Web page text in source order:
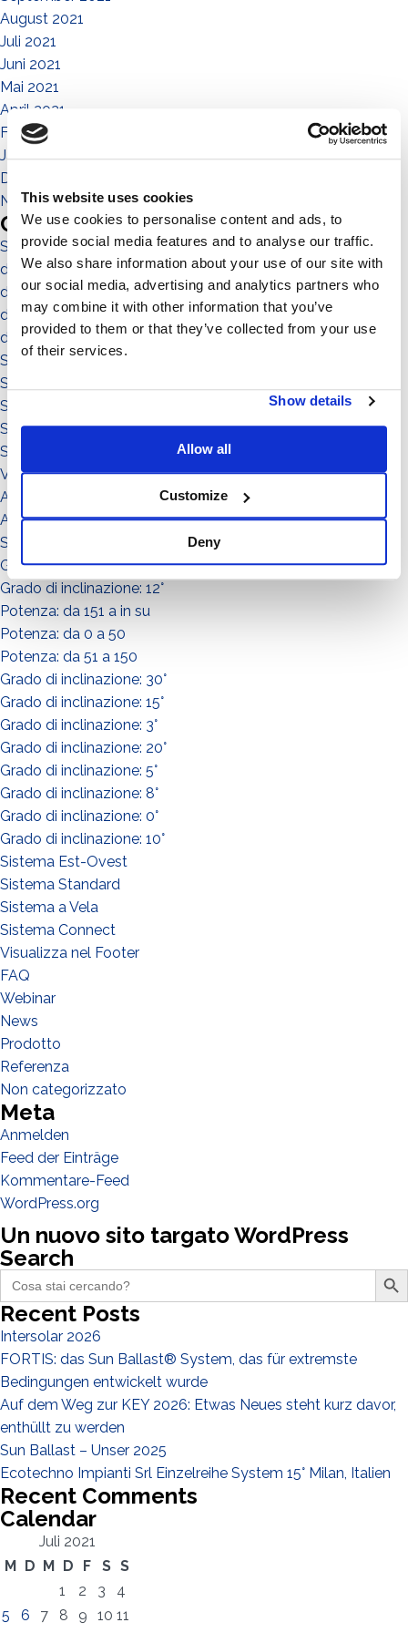
This website uses cookies
We use cookies to personalise content and ads, to
provide social media features and to analyse our traffic.
We also share information about your use of our site with
our social media, advertising and analytics partners who
may combine it with other information that you’ve
provided to them or that they’ve collected from your use
of their services.
Show details
Allow all
Customize
Deny
August 2021
Juli 2021
Juni 2021
Mai 2021
April 2021
Februar 2021
Januar 2021
Dezember 2020
November 2020
Categories
Sistema No-Flex
die menschen
die gemeinde
die umgebung
das territorium
Sistema a Vela 11°
Sistema Est-Ovest
Sistema a Vela
Sistema Connect
Sistema Standard
Video illustrativi
Accessori
Accessorio
Sistema
Grado di inclinazione: 11°
Grado di inclinazione: 12°
Potenza: da 151 a in su
Potenza: da 0 a 50
Potenza: da 51 a 150
Grado di inclinazione: 30°
Grado di inclinazione: 15°
Grado di inclinazione: 3°
Grado di inclinazione: 20°
Grado di inclinazione: 5°
Grado di inclinazione: 8°
Grado di inclinazione: 0°
Grado di inclinazione: 10°
Sistema Est-Ovest
Sistema Standard
Sistema a Vela
Sistema Connect
Visualizza nel Footer
FAQ
Webinar
News
Prodotto
Referenza
Non categorizzato
Meta
Anmelden
Feed der Einträge
Kommentare-Feed
WordPress.org
Un nuovo sito targato WordPress
Search
Search
for:
Search Button
Recent Posts
Intersolar 2026
FORTIS: das Sun Ballast® System, das für extremste
Bedingungen entwickelt wurde
Auf dem Weg zur KEY 2026: Etwas Neues steht kurz davor,
enthüllt zu werden
Sun Ballast – Unser 2025
Ecotechno Impianti Srl Einzelreihe System 15° Milan, Italien
Recent Comments
Calendar
Juli 2021
M D M D F S S
1
2 3
4
5
6 7 8 9 10 11
WIE GEHT'S?*
sie*